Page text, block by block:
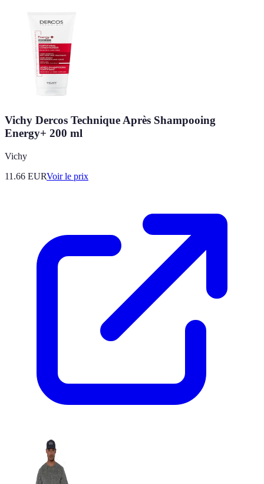
Vichy Dercos Technique Après Shampooing
Energy+ 200 ml
Vichy
11.66 EURVoir le prix